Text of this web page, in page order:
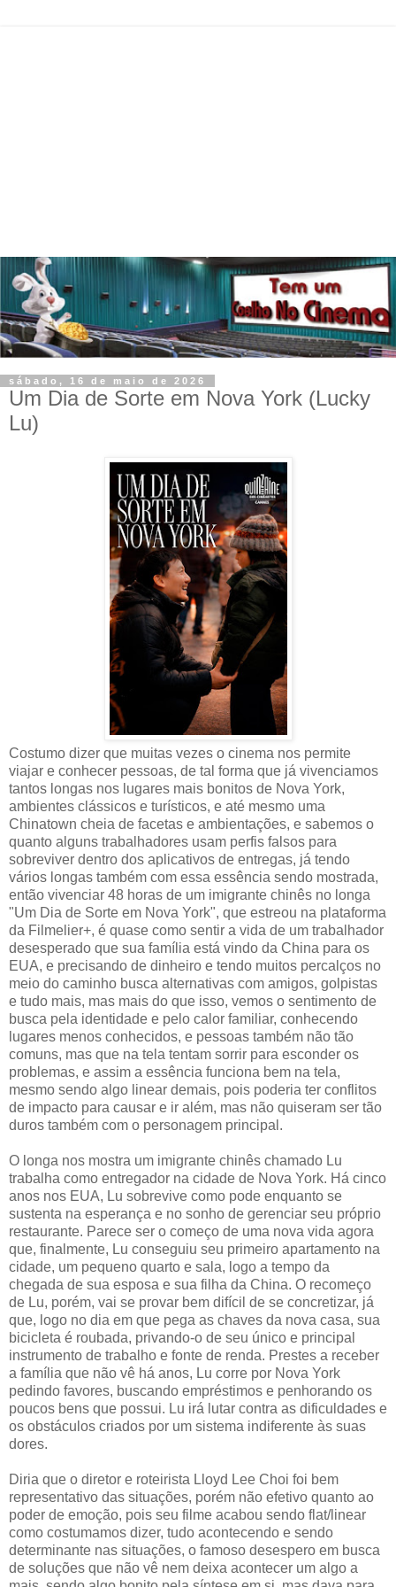
sábado, 16 de maio de 2026
Um Dia de Sorte em Nova York (Lucky
Lu)
Costumo dizer que muitas vezes o cinema nos permite
viajar e conhecer pessoas, de tal forma que já vivenciamos
tantos longas nos lugares mais bonitos de Nova York,
ambientes clássicos e turísticos, e até mesmo uma
Chinatown cheia de facetas e ambientações, e sabemos o
quanto alguns trabalhadores usam perfis falsos para
sobreviver dentro dos aplicativos de entregas, já tendo
vários longas também com essa essência sendo mostrada,
então vivenciar 48 horas de um imigrante chinês no longa
"Um Dia de Sorte em Nova York", que estreou na plataforma
da Filmelier+, é quase como sentir a vida de um trabalhador
desesperado que sua família está vindo da China para os
EUA, e precisando de dinheiro e tendo muitos percalços no
meio do caminho busca alternativas com amigos, golpistas
e tudo mais, mas mais do que isso, vemos o sentimento de
busca pela identidade e pelo calor familiar, conhecendo
lugares menos conhecidos, e pessoas também não tão
comuns, mas que na tela tentam sorrir para esconder os
problemas, e assim a essência funciona bem na tela,
mesmo sendo algo linear demais, pois poderia ter conflitos
de impacto para causar e ir além, mas não quiseram ser tão
duros também com o personagem principal.
O longa nos mostra um imigrante chinês chamado Lu
trabalha como entregador na cidade de Nova York. Há cinco
anos nos EUA, Lu sobrevive como pode enquanto se
sustenta na esperança e no sonho de gerenciar seu próprio
restaurante. Parece ser o começo de uma nova vida agora
que, finalmente, Lu conseguiu seu primeiro apartamento na
cidade, um pequeno quarto e sala, logo a tempo da
chegada de sua esposa e sua filha da China. O recomeço
de Lu, porém, vai se provar bem difícil de se concretizar, já
que, logo no dia em que pega as chaves da nova casa, sua
bicicleta é roubada, privando-o de seu único e principal
instrumento de trabalho e fonte de renda. Prestes a receber
a família que não vê há anos, Lu corre por Nova York
pedindo favores, buscando empréstimos e penhorando os
poucos bens que possui. Lu irá lutar contra as dificuldades e
os obstáculos criados por um sistema indiferente às suas
dores.
Diria que o diretor e roteirista Lloyd Lee Choi foi bem
representativo das situações, porém não efetivo quanto ao
poder de emoção, pois seu filme acabou sendo flat/linear
como costumamos dizer, tudo acontecendo e sendo
determinante nas situações, o famoso desespero em busca
de soluções que não vê nem deixa acontecer um algo a